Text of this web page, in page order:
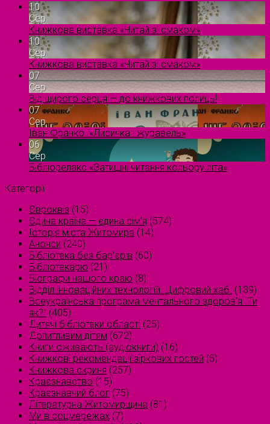
10
Сер
Книжкова виставка «Читай зі смаком»
10
Сер
Книжкова виставка «Читай зі смаком»
07
Сер
Від щирого серця — до книжкових полиць!
07
Сер
Іван Франко. «Лисичка і журавель»
06
Сер
Бібліорелакс «Затишні читання кольору літа»
Категорії
Євроквіз (15)
Єдина країна — єдина сім’я (574)
Історія міста Житомира (14)
Анонси (240)
Бібліотека без бар'єрів (60)
Бібліотекарю (21)
Біографи нашого краю (8)
Відділ інноваційних технологій. Цифровий хаб. (139)
Всеукраїнська програма ментального здоров'я "Ти
як?" (405)
Дитячі бібліотеки області (25)
Допитливим дітям (672)
Книги оживають (аудіокниги) (16)
Книжкові рекомендації зіркових гостей (5)
Книжкова скриня (257)
Краєзнавство (15)
Краєзнавчий блог (75)
Літературна Житомирщина (81)
Ми в соцмережах (7)